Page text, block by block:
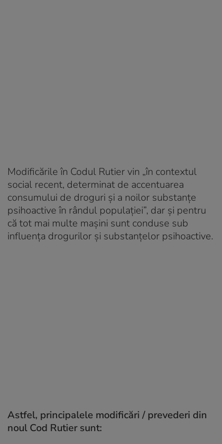
Modificările în Codul Rutier vin „în contextul
social recent, determinat de accentuarea
consumului de droguri și a noilor substanțe
psihoactive în rândul populației”, dar și pentru
că tot mai multe mașini sunt conduse sub
influența drogurilor și substanțelor psihoactive.
Astfel, principalele modificări / prevederi din
noul Cod Rutier sunt: